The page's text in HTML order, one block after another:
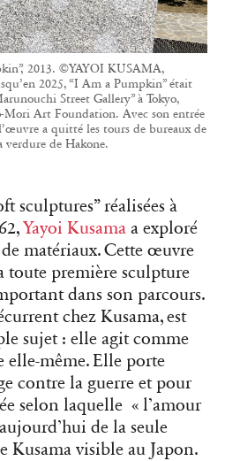
2013. ©YAYOI KUSAMA,
2025, “I Am a Pumpkin” était
Street Gallery” à Tokyo,
Mori Art Foundation. Avec son entrée
a quitté les tours de bureaux de
de Hakone.
sculptures” réalisées à
Yayoi Kusama a exploré
matériaux. Cette œuvre
toute première sculpture
dans son parcours.
chez Kusama, est
sujet : elle agit comme
elle-même. Elle porte
contre la guerre et pour
selon laquelle « l’amour
de la seule
Kusama visible au Japon.